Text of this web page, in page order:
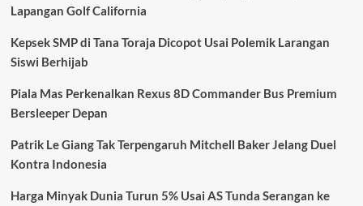
Orang
ke
dan
Krisis
Pangan
Lapangan Golf California
Kepsek SMP di Tana Toraja Dicopot Usai Polemik Larangan
Siswi Berhijab
Piala Mas Perkenalkan Rexus 8D Commander Bus Premium
Bersleeper Depan
Patrik Le Giang Tak Terpengaruh Mitchell Baker Jelang Duel
Kontra Indonesia
Harga Minyak Dunia Turun 5% Usai AS Tunda Serangan ke